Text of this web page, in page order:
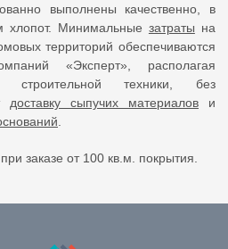
выполнены качественно, в
хлопот. Минимальные затраты на
территорий обеспечиваются
«Эксперт», располагая
строительной техники, без
доставку сыпучих материалов и
заказе от 100 кв.м. покрытия.